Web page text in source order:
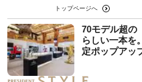
トップページへ
70モデル超の
らしい一本を
定ポップアッ